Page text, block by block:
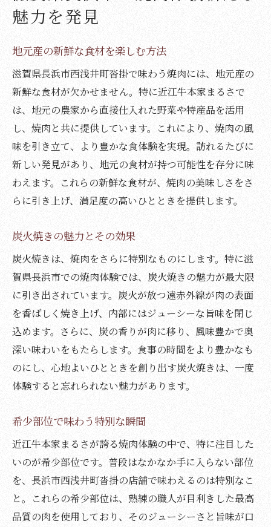
贅沢な焼肉を滋賀県で楽しむ長浜市の魅力とは
長浜市ならではの焼肉スタイル
新鮮な食材がもたらす究極の味わい
地域特有の希少部位の楽しみ方
炭火焼きで引き出す肉の旨味
リフレッシュスペースで過ごす特別な時間
魅力的な観光スポットと焼肉の融合
希少部位を味わう滋賀県長浜市の焼肉旅
長浜市が誇る希少部位の魅力
焼肉のプロが教える美味しさの秘訣
希少部位を楽しむためのベストタイム
新鮮さを保つための工夫
リフレッシュスペースでのリラックス方法
滋賀県長浜市で焼肉を堪能リフレッシュスペー
スの魅力
焼肉を楽しんだ後の至福の時間
リフレッシュスペースの特徴と魅力
焼肉と相性抜群のリフレッシュ方法
食とリラクゼーションの絶妙な組み合わせ
リフレッシュスペースを最大限に活用する
方法
長浜市の焼肉体験希少部位と炭火焼きの醍醐味
炭火焼きがもたらす肉の深い味わい
希少部位を最高の状態で提供する秘訣
魅力を発見
地元産の新鮮な食材を楽しむ方法
滋賀県長浜市西浅井町沓掛で味わう焼肉には、地元産の
新鮮な食材が欠かせません。特に近江牛本家まるさで
は、地元の農家から直接仕入れた野菜や特産品を活用
し、焼肉と共に提供しています。これにより、焼肉の風
味を引き立て、より豊かな食体験を実現。訪れるたびに
新しい発見があり、地元の食材が持つ可能性を存分に味
わえます。これらの新鮮な食材が、焼肉の美味しさをさ
らに引き上げ、満足度の高いひとときを提供します。
炭火焼きの魅力とその効果
炭火焼きは、焼肉をさらに特別なものにします。特に滋
賀県長浜市での焼肉体験では、炭火焼きの魅力が最大限
に引き出されています。炭火が放つ遠赤外線が肉の表面
を香ばしく焼き上げ、内部にはジューシーな旨味を閉じ
込めます。さらに、炭の香りが肉に移り、風味豊かで奥
深い味わいをもたらします。食事の時間をより豊かなも
のにし、心地よいひとときを創り出す炭火焼きは、一度
体験すると忘れられない魅力があります。
希少部位で味わう特別な瞬間
近江牛本家まるさが誇る焼肉体験の中で、特に注目した
いのが希少部位です。普段はなかなか手に入らない部位
を、長浜市西浅井町沓掛の店舗で味わえるのは特別なこ
と。これらの希少部位は、熟練の職人が目利きした最高
品質の肉を使用しており、そのジューシーさと旨味が口